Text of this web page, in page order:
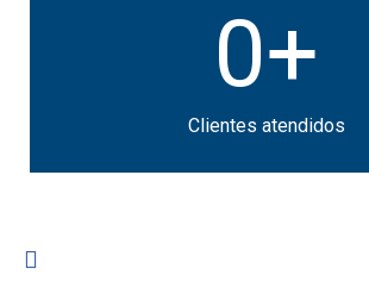
0+
Clientes atendidos